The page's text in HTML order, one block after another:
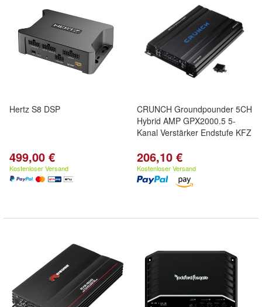
Hertz S8 DSP
499,00 €
Kostenloser Versand
CRUNCH Groundpounder 5CH
Hybrid AMP GPX2000.5 5-
Kanal Verstärker Endstufe KFZ
206,10 €
Kostenloser Versand